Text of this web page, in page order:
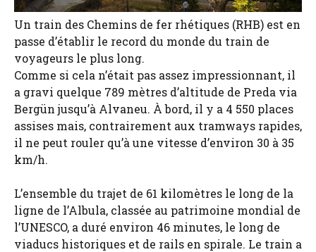
Un train des Chemins de fer rhétiques (RHB) est en
passe d’établir le record du monde du train de
voyageurs le plus long.
Comme si cela n’était pas assez impressionnant, il
a gravi quelque 789 mètres d’altitude de Preda via
Bergün jusqu’à Alvaneu. À bord, il y a 4 550 places
assises mais, contrairement aux tramways rapides,
il ne peut rouler qu’à une vitesse d’environ 30 à 35
km/h.
L’ensemble du trajet de 61 kilomètres le long de la
ligne de l’Albula, classée au patrimoine mondial de
l’UNESCO, a duré environ 46 minutes, le long de
viaducs historiques et de rails en spirale. Le train a